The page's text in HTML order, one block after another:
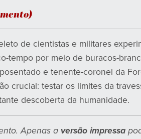
de cientistas e militares
tempo por meio de buracos-
e tenente-coronel da
crucial: testar os limites da
descoberta da humanidade.
Apenas a versão impressa